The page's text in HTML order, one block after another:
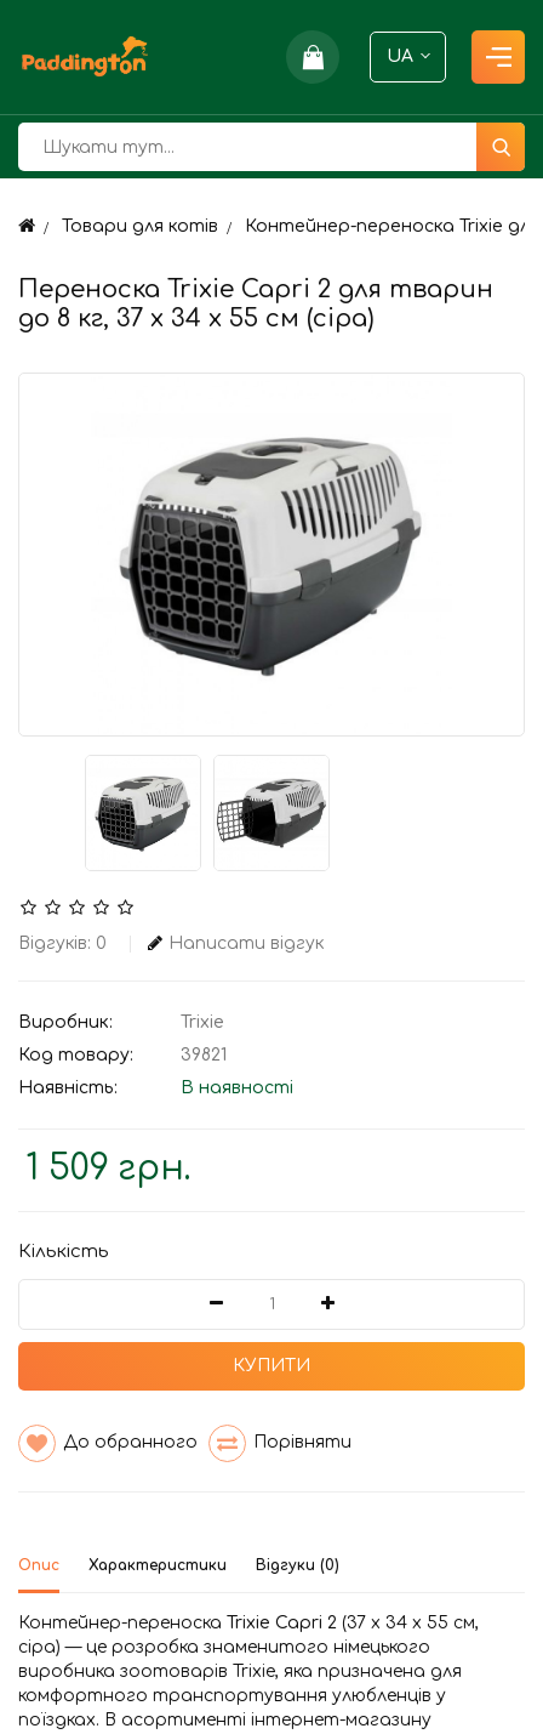
UA
Товари для котів Контейнер-переноска Trixie
Переноска Trixie Capri 2 для тварин
до 8 кг, 37 x 34 x 55 см (сіра)
Відгуків: 0 Написати відгук
Виробник:
Trixie
Код товару:
39821
Наявність:
В наявності
1 509 грн.
Кількість
КУПИТИ
До обранного Порівняти
Опис Характеристики Відгуки (0)
Контейнер-переноска Trixie Capri 2 (37 x 34 x 55 см,
сіра) — це розробка знаменитого німецького
виробника зоотоварів Trixie, яка призначена для
комфортного транспортування улюбленців у
поїздках. В асортименті інтернет-магазину